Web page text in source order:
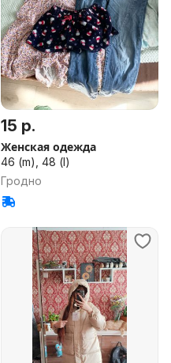
15 р.
Женская одежда
46 (m), 48 (l)
Гродно